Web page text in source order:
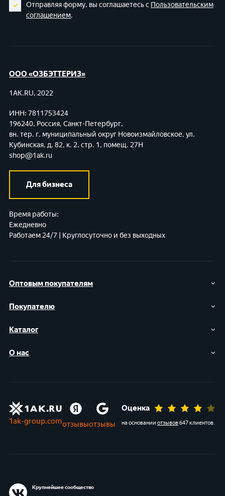
Отправляя форму, вы соглашаетесь с Пользовательским
соглашением.
Оптовым покупателям
Покупателю
Каталог
О нас
ООО «ОЗБЭТТЕРИЗ»
1AK.RU, 2022
ИНН: 7811753424
196240, Россия, Санкт-Петербург,
вн. тер. г. муниципальный округ Новоизмайловское, ул.
Кубинская, д. 82, к. 2, стр. 1, помещ. 27Н
shop@1ak.ru
Для бизнеса
Время работы:
Ежедневно
Работаем 24/7 | Круглосуточно и без выходных
1ak-group.comотзывыотзывы
Оценка
на основании отзывов647 клиентов.
Крупнейшее сообщество